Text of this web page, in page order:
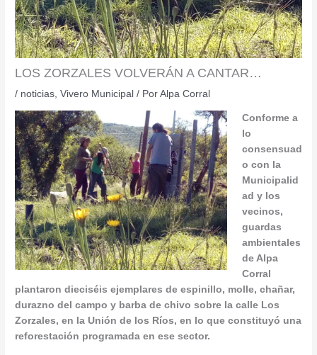
LOS ZORZALES VOLVERÁN A CANTAR…
/ noticias,Vivero Municipal / PorAlpa Corral
Conforme a
lo
consensuad
o con la
Municipalid
ad y los
vecinos,
guardas
ambientales
de Alpa
Corral
plantaron dieciséis ejemplares de espinillo, molle, chañar,
durazno del campo y barba de chivo sobre la calle Los
Zorzales, en la Unión de los Ríos, en lo que constituyó una
reforestación programada en ese sector.